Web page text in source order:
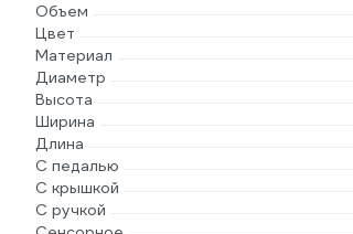
Объем
Цвет
Материал
Диаметр
Высота
Ширина
Длина
С педалью
С крышкой
С ручкой